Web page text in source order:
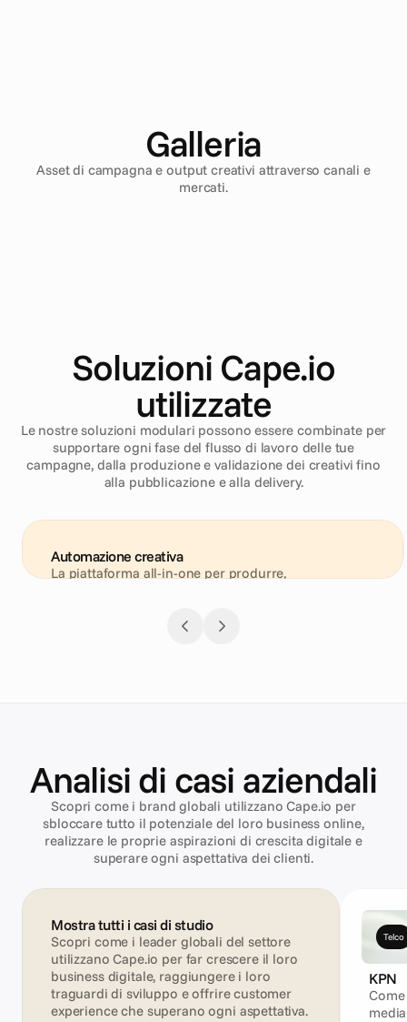
Galleria
Asset di campagna e output creativi attraverso canali e
mercati.
Soluzioni Cape.io
utilizzate
Le nostre soluzioni modulari possono essere combinate per
supportare ogni fase del flusso di lavoro delle tue
campagne, dalla produzione e validazione dei creativi fino
alla pubblicazione e alla delivery.
Automazione creativa
La piattaforma all-in-one per produrre,
Analisi di casi aziendali
Scopri come i brand globali utilizzano Cape.io per
sbloccare tutto il potenziale del loro business online,
realizzare le proprie aspirazioni di crescita digitale e
superare ogni aspettativa dei clienti.
Mostra tutti i casi di studio
Scopri come i leader globali del settore
utilizzano Cape.io per far crescere il loro
business digitale, raggiungere i loro
traguardi di sviluppo e offrire customer
experience che superano ogni aspettativa.
Telco
KPN